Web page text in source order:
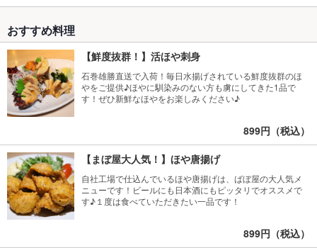
おすすめ料理
【鮮度抜群！】活ほや刺身
石巻雄勝直送で入荷！毎日水揚げされている鮮度抜群のほ
やをご提供♪ほやに馴染みのない方も虜にしてきた1品で
す！ぜひ新鮮なほやをお楽しみください♪
899円（税込）
【まぼ屋大人気！】ほや唐揚げ
自社工場で仕込んでいるほや唐揚げは、ばぼ屋の大人気メ
ニューです！ビールにも日本酒にもピッタリでオススメで
す♪１度は食べていただきたい一品です！
899円（税込）